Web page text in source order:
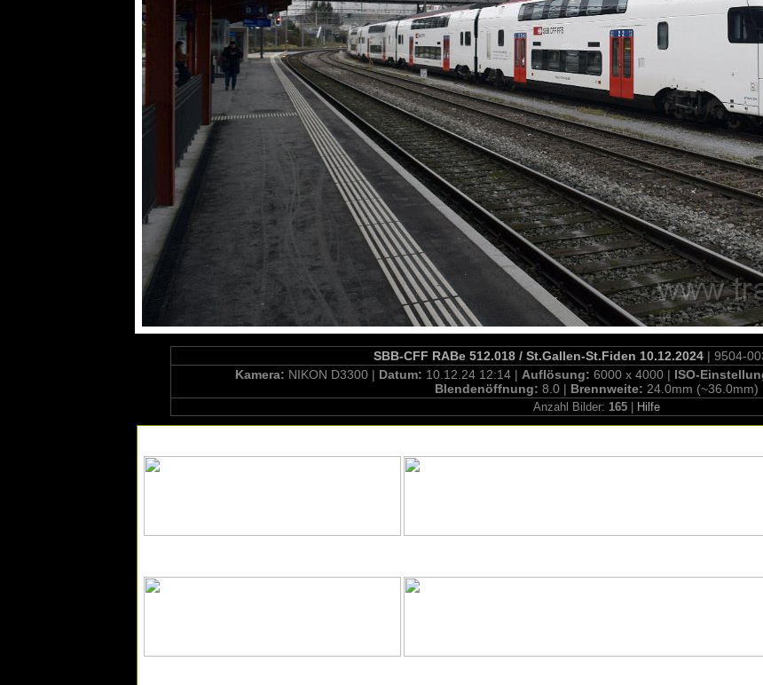
SBB-CFF RABe 512.018 / St.Gallen-St.Fiden 10.12.2024 | 9504-
Kamera: NIKON D3300 | Datum: 10.12.24 12:14 | Auflösung: 6000 x 4000 | ISO-
Blendenöffnung: 8.0 | Brennweite: 24.0mm (~36.0mm)
Anzahl Bilder: 165| Hilfe